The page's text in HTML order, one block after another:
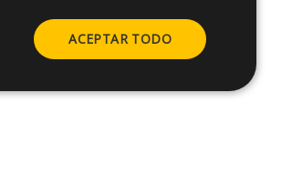
ACEPTAR TODO